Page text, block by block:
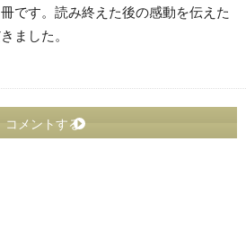
です。読み終えた後の感動を伝えた
ました。
コメントする